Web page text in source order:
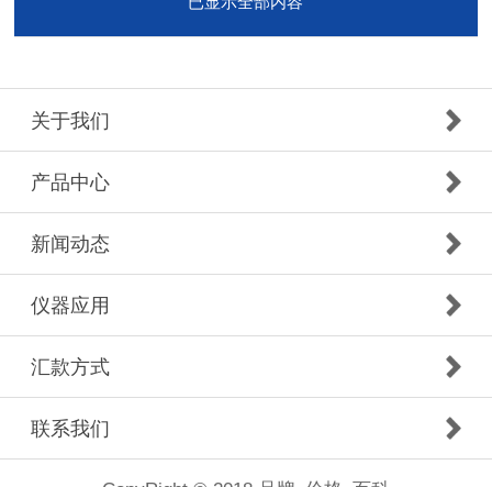
关于我们
产品中心
新闻动态
仪器应用
汇款方式
联系我们